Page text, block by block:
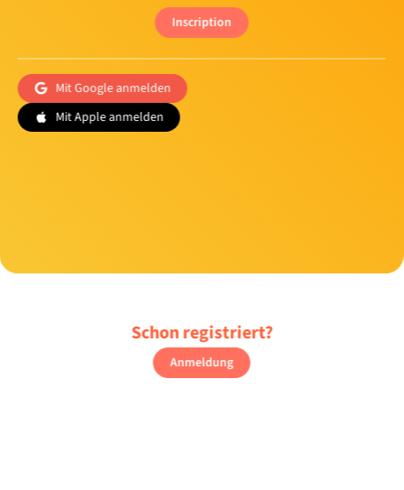
Inscription
Mit Google anmelden
Mit Apple anmelden
Schon registriert?
Anmeldung